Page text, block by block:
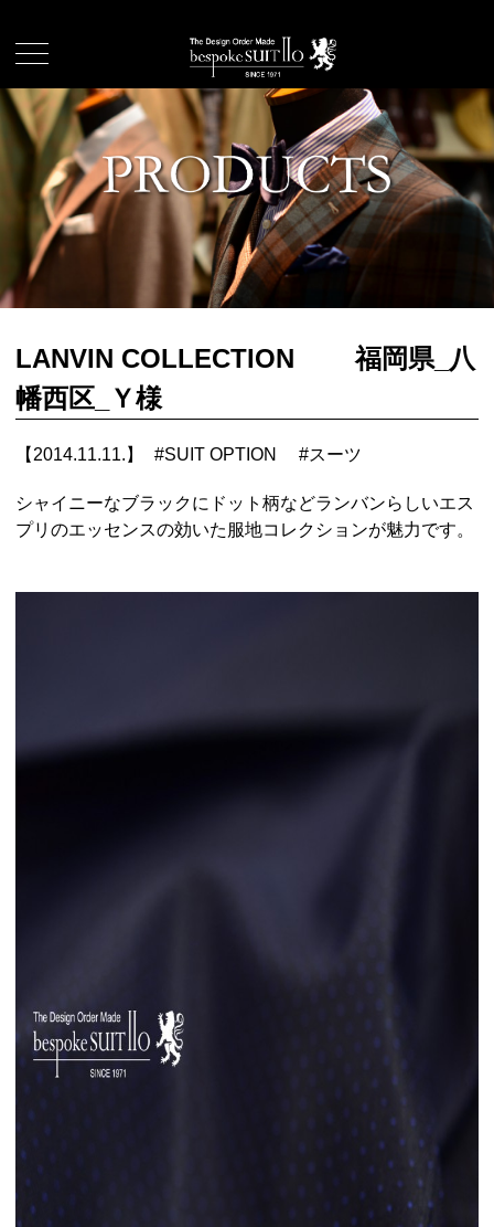
LANVIN COLLECTION 福岡県_八
幡西区_Ｙ様
【2014.11.11.】 #SUIT OPTION #スーツ
シャイニーなブラックにドット柄などランバンらしいエス
プリのエッセンスの効いた服地コレクションが魅力です。